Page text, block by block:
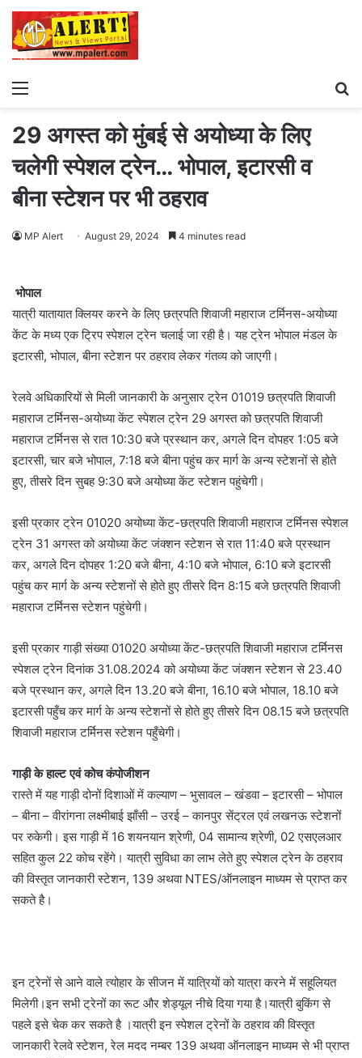
Menu
29 अगस्त को मुंबई से अयोध्या के लिए
चलेगी स्पेशल ट्रेन… भोपाल, इटारसी व
बीना स्‍टेशन पर भी ठहराव
MP Alert August 29, 2024 4 minutes read
भोपाल
यात्री यातायात क्लियर करने के लिए छत्रपति शिवाजी महाराज टर्मिनस-अयोध्या
केंट के मध्य एक ट्रिप स्पेशल ट्रेन चलाई जा रही है। यह ट्रेन भोपाल मंडल के
इटारसी, भोपाल, बीना स्टेशन पर ठहराव लेकर गंतव्य को जाएगी।
रेलवे अधि‍कारियों से मिली जानकारी के अनुसार ट्रेन 01019 छत्रपति शिवाजी
महाराज टर्मिनस-अयोध्या केंट स्पेशल ट्रेन 29 अगस्त को छत्रपति शिवाजी
महाराज टर्मिनस से रात 10:30 बजे प्रस्थान कर, अगले दिन दोपहर 1:05 बजे
इटारसी, चार बजे भोपाल, 7:18 बजे बीना पहुंच कर मार्ग के अन्य स्टेशनों से होते
हुए, तीसरे दिन सुबह 9:30 बजे अयोध्या केंट स्टेशन पहुंचेगी।
इसी प्रकार ट्रेन 01020 अयोध्या केंट-छत्रपति शिवाजी महाराज टर्मिनस स्पेशल
ट्रेन 31 अगस्त को अयोध्या केंट जंक्शन स्टेशन से रात 11:40 बजे प्रस्थान
कर, अगले दिन दोपहर 1:20 बजे बीना, 4:10 बजे भोपाल, 6:10 बजे इटारसी
पहुंच कर मार्ग के अन्य स्टेशनों से होते हुए तीसरे दिन 8:15 बजे छत्रपति शिवाजी
महाराज टर्मिनस स्टेशन पहुंचेगी।
इसी प्रकार गाड़ी संख्या 01020 अयोध्या केंट-छत्रपति शिवाजी महाराज टर्मिनस
स्पेशल ट्रेन दिनांक 31.08.2024 को अयोध्या केंट जंक्शन स्टेशन से 23.40
बजे प्रस्थान कर, अगले दिन 13.20 बजे बीना, 16.10 बजे भोपाल, 18.10 बजे
इटारसी पहुँच कर मार्ग के अन्य स्टेशनों से होते हुए तीसरे दिन 08.15 बजे छत्रपति
शिवाजी महाराज टर्मिनस स्टेशन पहुँचेगी।
गाड़ी के हाल्ट एवं कोच कंपोजीशन
रास्ते में यह गाड़ी दोनों दिशाओं में कल्याण – भुसावल – खंडवा – इटारसी – भोपाल
– बीना – वीरांगना लक्ष्मीबाई झाँसी – उरई – कानपुर सेंट्रल एवं लखनऊ स्टेशनों
पर रुकेगी। इस गाड़ी में 16 शयनयान श्रेणी, 04 सामान्य श्रेणी, 02 एसएलआर
सहित कुल 22 कोच रहेंगे। यात्री सुविधा का लाभ लेते हुए स्पेशल ट्रेन के ठहराव
की विस्तृत जानकारी स्टेशन, 139 अथवा NTES/ऑनलाइन माध्यम से प्राप्त कर
सकते है।
इन ट्रेनों से आने वाले त्योहार के सीजन में यात्रियों को यात्रा करने में सहूलियत
मिलेगी।इन सभी ट्रेनों का रूट और शेड्यूल नीचे दिया गया है।यात्री बुकिंग से
पहले इसे चेक कर सकते है ।यात्री इन स्पेशल ट्रेनों के ठहराव की विस्तृत
जानकारी रेलवे स्टेशन, रेल मदद नम्बर 139 अथवा ऑनलाइन माध्यम से भी प्राप्त